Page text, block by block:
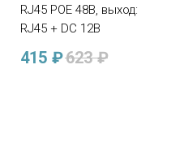
RJ45 POE 48В, выход:
RJ45 + DC 12В
415 ₽623 ₽